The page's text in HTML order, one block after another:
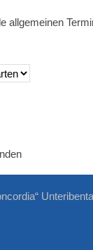
allgemeinen